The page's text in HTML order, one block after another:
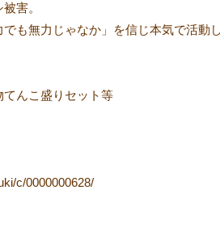
害。
も無力じゃなか」を信じ本気で活動
てんこ盛りセット等
c/0000000628/